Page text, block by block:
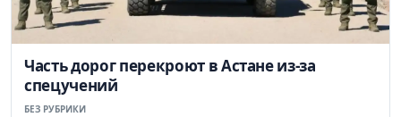
Часть дорог перекроют в Астане из-за
спецучений
БЕЗ РУБРИКИ